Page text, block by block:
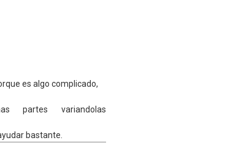
es algo complicado,
partes variandolas
bastante.